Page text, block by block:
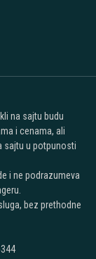
na sajtu budu
i cenama, ali
sajtu u potpunosti
i ne podrazumeva
bez prethodne